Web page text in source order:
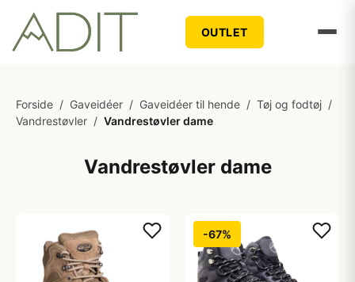
OUTLET
Forside / Gaveidéer / Gaveidéer til hende / Tøj og fodtøj /
Vandrestøvler / Vandrestøvler dame
Vandrestøvler dame
-67%